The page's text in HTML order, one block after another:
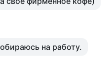
на работу.